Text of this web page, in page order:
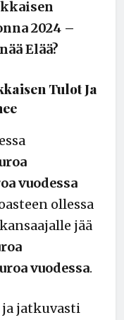
2024 –
Elää?
Tulot Ja
vuodessa
ollessa
jää
vuodessa.
jatkuvasti